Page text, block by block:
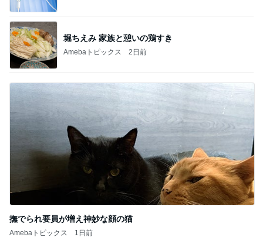
堀ちえみ 家族と憩いの鶏すき
Amebaトピックス 2日前
撫でられ要員が増え神妙な顔の猫
Amebaトピックス 1日前